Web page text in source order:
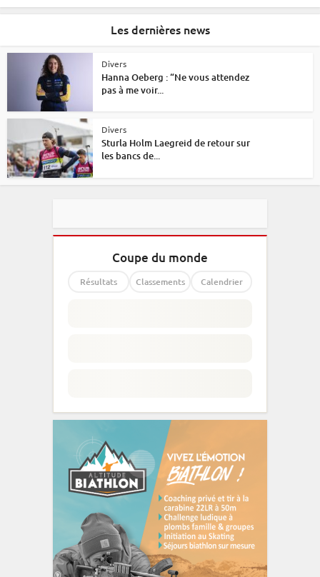
Les dernières news
Divers
Hanna Oeberg : “Ne vous attendez
pas à me voir...
Divers
Sturla Holm Laegreid de retour sur
les bancs de...
Coupe du monde
Résultats Classements Calendrier